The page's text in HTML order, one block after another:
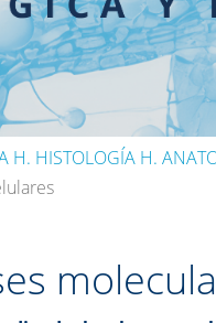
H. HISTOLOGÍA H.